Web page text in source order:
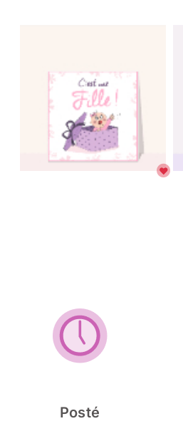
Posté